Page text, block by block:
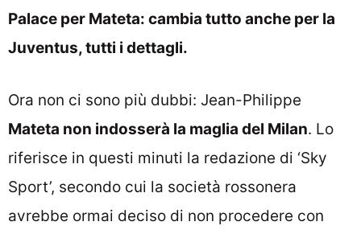
Palace per Mateta: cambia tutto anche per la
Juventus, tutti i dettagli.
Ora non ci sono più dubbi: Jean-Philippe
Mateta non indosserà la maglia del Milan. Lo
riferisce in questi minuti la redazione di ‘Sky
Sport’, secondo cui la società rossonera
avrebbe ormai deciso di non procedere con